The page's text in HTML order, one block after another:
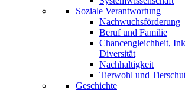
Soziale Verantwortung
Nachwuchsförderung
Beruf und Familie
Chancengleichheit,
Diversität
Nachhaltigkeit
Tierwohl und
Geschichte